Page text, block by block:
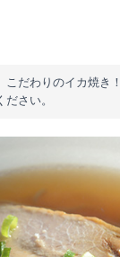
こだわりのイカ焼き
さい。